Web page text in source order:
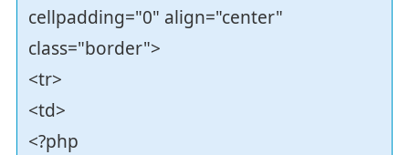
cellpadding="0" align="center"
class="border">
<tr>
<td>
<?php